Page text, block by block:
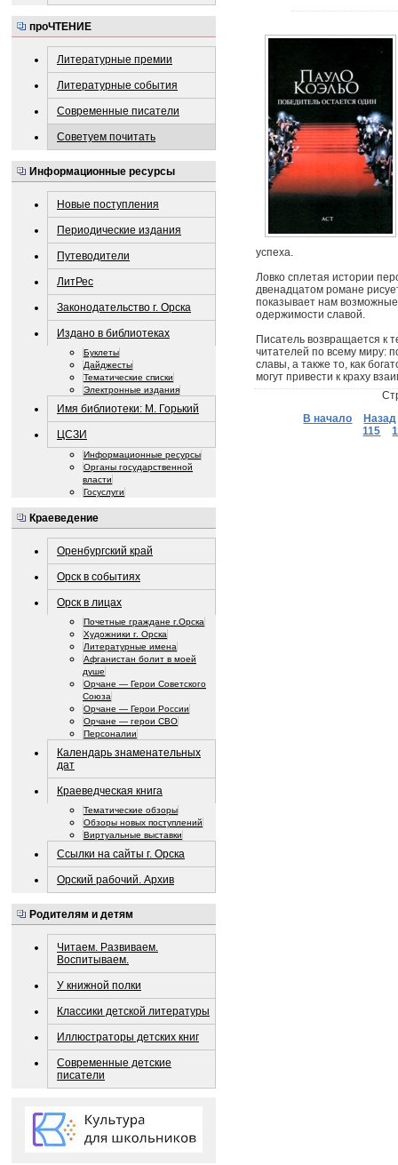
проЧТЕНИЕ
Литературные премии
Литературные события
Современные писатели
Советуем почитать
Информационные ресурсы
Новые поступления
Периодические издания
Путеводители
ЛитРес
Законодательство г. Орска
Издано в библиотеках
Буклеты
Дайджесты
Тематические списки
Электронные издания
Имя библиотеки: М. Горький
ЦСЗИ
Информационные ресурсы
Органы государственной
власти
Госуслуги
Краеведение
Оренбургский край
Орск в событиях
Орск в лицах
Почетные граждане г.Орска
Художники г. Орска
Литературные имена
Афганистан болит в моей
душе
Орчане — Герои Советского
Союза
Орчане — Герои России
Орчане — герои СВО
Персоналии
Календарь знаменательных
дат
Краеведческая книга
Тематические обзоры
Обзоры новых поступлений
Виртуальные выставки
Ссылки на сайты г. Орска
Орский рабочий. Архив
Родителям и детям
Читаем. Развиваем.
Воспитываем.
У книжной полки
Классики детской литературы
Иллюстраторы детских книг
Современные детские
писатели
успеха.
Ловко сплетая истории
двенадцатом романе
показывает нам
одержимости славой.
Писатель возвращается к
читателей по всему миру:
славы, а также то, как
могут привести к краху
В начало
Назад
115